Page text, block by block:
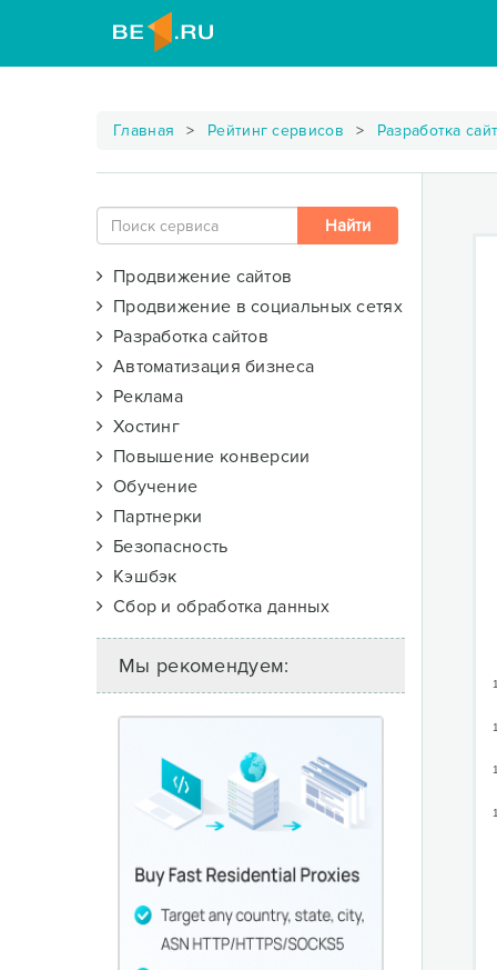
Главная Рейтинг сервисов Разработка
Продвижение сайтов
Продвижение в социальных сетях
Разработка сайтов
Автоматизация бизнеса
Реклама
Хостинг
Повышение конверсии
Обучение
Партнерки
Безопасность
Кэшбэк
Сбор и обработка данных
Мы рекомендуем: